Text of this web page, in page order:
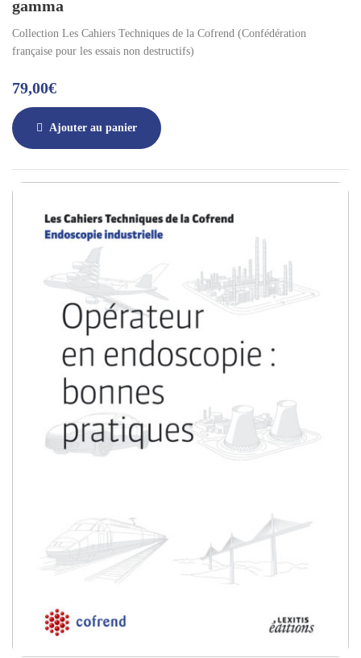
gamma
Collection Les Cahiers Techniques de la Cofrend (Confédération
française pour les essais non destructifs)
79,00€
Ajouter au panier